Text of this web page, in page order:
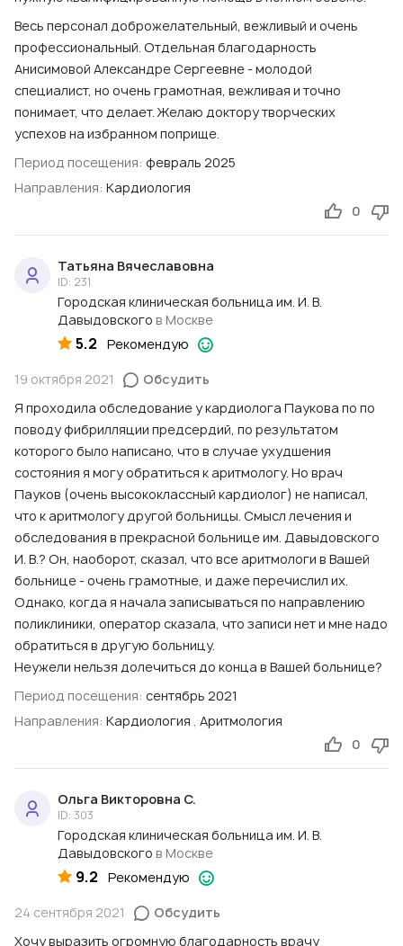
Весь персонал доброжелательный, вежливый и очень
профессиональный. Отдельная благодарность
Анисимовой Александре Сергеевне - молодой
специалист, но очень грамотная, вежливая и точно
понимает, что делает. Желаю доктору творческих
успехов на избранном поприще.
Период посещения: февраль 2025
Направления: Кардиология
0
Татьяна Вячеславовна
ID: 231
Городская клиническая больница им. И. В.
Давыдовского в Москве
5.2 Рекомендую
19 октября 2021
Обсудить
Я проходила обследование у кардиолога Паукова по по
поводу фибрилляции предсердий, по результатом
которого было написано, что в случае ухудшения
состояния я могу обратиться к аритмологу. Но врач
Пауков (очень высококлассный кардиолог) не написал,
что к аритмологу другой больницы. Смысл лечения и
обследования в прекрасной больнице им. Давыдовского
И. В.? Он, наоборот, сказал, что все аритмологи в Вашей
больнице - очень грамотные, и даже перечислил их.
Однако, когда я начала записываться по направлению
поликлиники, оператор сказала, что записи нет и мне надо
обратиться в другую больницу.
Неужели нельзя долечиться до конца в Вашей больнице?
Период посещения: сентябрь 2021
Направления: Кардиология , Аритмология
0
Ольга Викторовна С.
ID: 303
Городская клиническая больница им. И. В.
Давыдовского в Москве
9.2 Рекомендую
24 сентября 2021
Обсудить
Хочу выразить огромную благодарность врачу